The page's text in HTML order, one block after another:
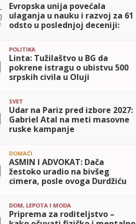
Evropska unija povećala
ulaganja u nauku i razvoj za 61
odsto u poslednjoj deceniji:
POLITIKA
Linta: Tužilaštvo u BG da
pokrene istragu o ubistvu 500
srpskih civila u Oluji
SVET
Udar na Pariz pred izbore 2027:
Gabriel Atal na meti masovne
ruske kampanje
DOMAĆI
ASMIN I ADVOKAT: Dača
žestoko uradio na bivšeg
cimera, posle ovoga Durdžiću
DOM, LEPOTA I MODA
Priprema za roditeljstvo –